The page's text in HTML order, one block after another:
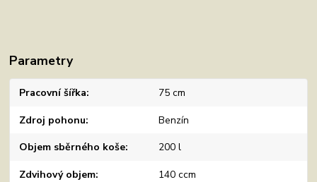
Parametry
Pracovní šířka 75 cm
Zdroj pohonu Benzín
Objem sběrného koše 200 l
Zdvihový objem 140 ccm